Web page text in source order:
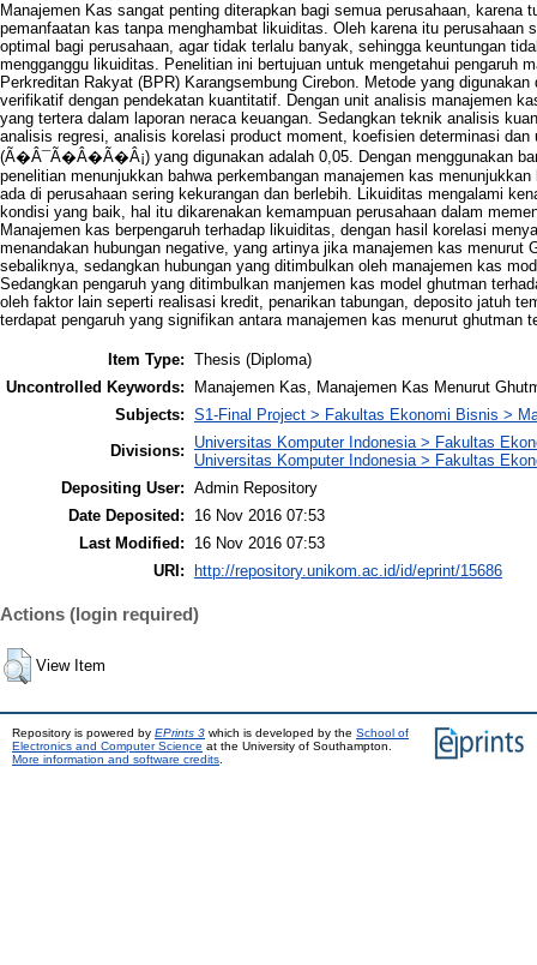
Manajemen Kas sangat penting diterapkan bagi semua perusahaan,
pemanfaatan kas tanpa menghambat likuiditas. Oleh karena itu perusahaan
optimal bagi perusahaan, agar tidak terlalu banyak, sehingga keuntungan
mengganggu likuiditas. Penelitian ini bertujuan untuk mengetahui pengaruh
Perkreditan Rakyat (BPR) Karangsembung Cirebon. Metode yang
verifikatif dengan pendekatan kuantitatif. Dengan unit analisis manajemen
yang tertera dalam laporan neraca keuangan. Sedangkan teknik analisis
analisis regresi, analisis korelasi product moment, koefisien determinasi
(Ã�Â¯Ã�Â�Ã�Â¡) yang digunakan adalah 0,05. Dengan menggunakan
penelitian menunjukkan bahwa perkembangan manajemen kas
ada di perusahaan sering kekurangan dan berlebih. Likuiditas mengalami
kondisi yang baik, hal itu dikarenakan kemampuan perusahaan dalam
Manajemen kas berpengaruh terhadap likuiditas, dengan hasil korelasi
menandakan hubungan negative, yang artinya jika manajemen kas
sebaliknya, sedangkan hubungan yang ditimbulkan oleh manajemen kas
Sedangkan pengaruh yang ditimbulkan manjemen kas model ghutman
oleh faktor lain seperti realisasi kredit, penarikan tabungan, deposito jatuh
terdapat pengaruh yang signifikan antara manajemen kas menurut ghutman
Item Type: Thesis (Diploma)
Uncontrolled Keywords:
Manajemen Kas, Manajemen Kas Menurut
Subjects: S1-Final Project > Fakultas Ekonomi Bisnis >
Divisions:
Universitas Komputer Indonesia > Fakultas
Universitas Komputer Indonesia > Fakultas
Depositing User: Admin Repository
Date Deposited:
16 Nov 2016 07:53
Last Modified:
16 Nov 2016 07:53
URI:
http://repository.unikom.ac.id/id/eprint/15686
Actions (login required)
View Item
Repository is powered by EPrints 3 which is developed by the School of
Electronics and Computer Science at the University of Southampton.
More information and software credits